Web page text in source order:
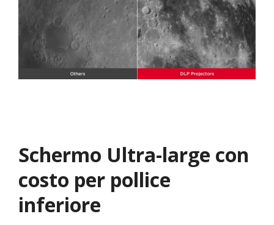
Schermo Ultra-large con
costo per pollice
inferiore